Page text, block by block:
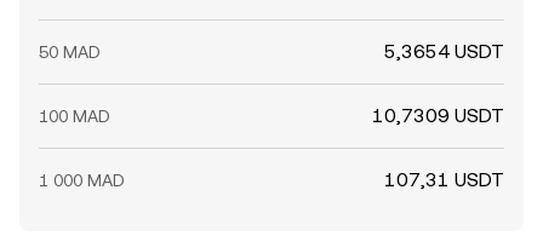
50 MAD 5,3654 USDT
100 MAD 10,7309 USDT
1 000 MAD 107,31 USDT